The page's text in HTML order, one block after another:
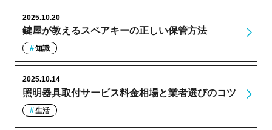
鍵屋が教えるスペアキーの正しい保管方法
2025.10.20
知識
照明器具取付サービス料金相場と業者選びのコツ
2025.10.14
生活